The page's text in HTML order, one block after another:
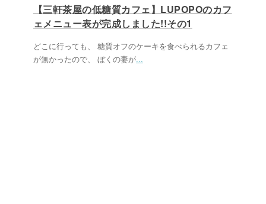
【三軒茶屋の低糖質カフェ】LUPOPOのカフ
ェメニュー表が完成しました!!その1
どこに行っても、 糖質オフのケーキを食べられるカフェ
が無かったので、 ぼくの妻が...